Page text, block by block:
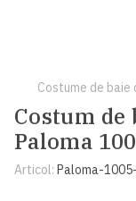
Costume de baie
Costum de
Paloma
Articol: Paloma-